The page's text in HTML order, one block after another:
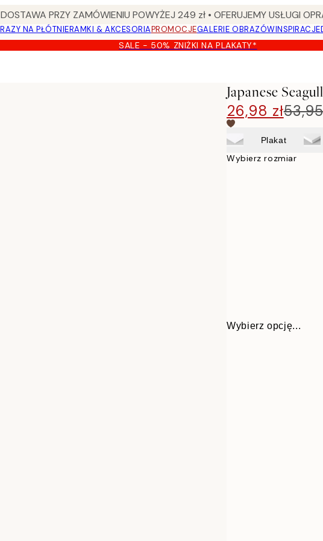
PRZY ZAMÓWIENIU POWYŻEJ 249 zł • OFERUJEMY USŁUGI
NA PŁÓTNIERAMKI & AKCESORIAPROMOCJEGALERIE OBRAZÓWINSPIRACJE
SALE - 50% ZNIŻKI NA PLAKATY*
Japanese
26,98 zł
Plakat
Wybierz rozmiar
Wybierz opcję...